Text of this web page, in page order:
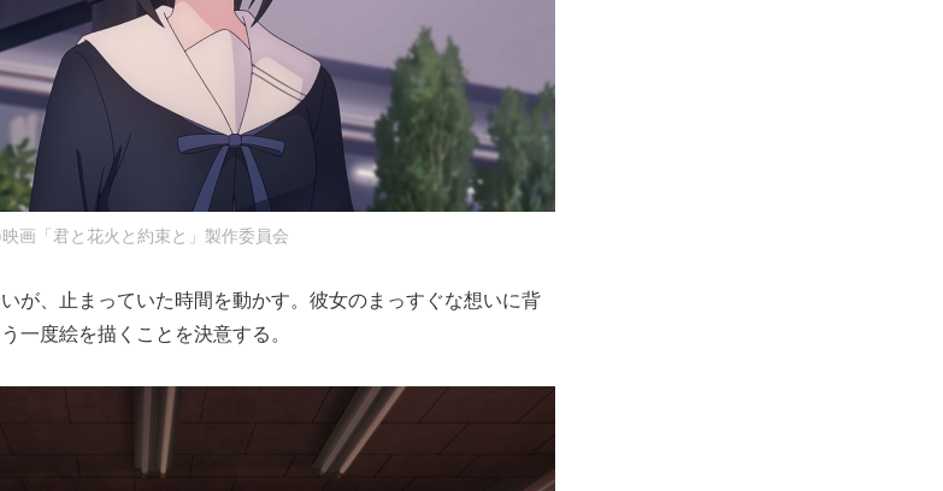
画「君と花火と約束と」製作委員会
が、止まっていた時間を動かす。彼女のまっすぐな想いに背
一度絵を描くことを決意する。